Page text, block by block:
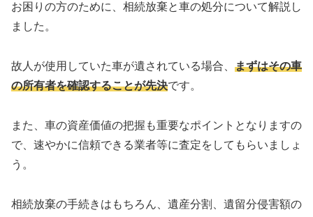
お困りの方のために、相続放棄と車の処分について解説し
ました。
故人が使用していた車が遺されている場合、 まずはその車
の所有者を確認することが先決です。
また、車の資産価値の把握も重要なポイントとなりますの
で、速やかに信頼できる業者等に査定をしてもらいましょ
う。
相続放棄の手続きはもちろん、遺産分割、遺留分侵害額の